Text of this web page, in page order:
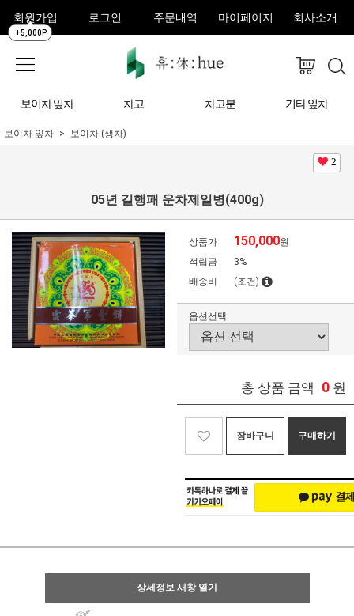
회원가입
+5,000P
로그인 주문내역 마이페이지 회사소개
보이차 잎차 차고 차고분 기타 잎차
보이차 잎차 보이차 (생차)
2
05년 길행패 운차제일병(400g)
상품가 150,000원
적립금
3%
배송비
(조건)
옵션선택
총 상품 금액 0 원
장바구니 구매하기
상세정보 새창 열기